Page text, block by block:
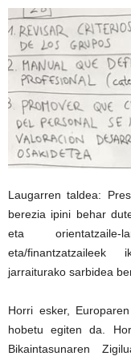
Laugarren taldea:
berezia ipini behar
eta orientatzaile-
eta/finantzatzaileek
jarraiturako sarbidea
Horri esker,
hobetu egiten da.
Bikaintasunaren